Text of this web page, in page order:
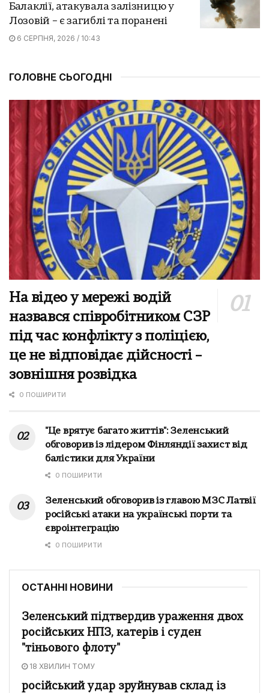
Балаклії, атакувала залізницю у
Лозовій – є загиблі та поранені
6 СЕРПНЯ, 2026 / 10:43
ГОЛОВНЕ СЬОГОДНІ
На відео у мережі водій
назвався співробітником СЗР
під час конфлікту з поліцією,
це не відповідає дійсності –
зовнішня розвідка
0 ПОШИРИТИ
"Це врятує багато життів": Зеленський
обговорив із лідером Фінляндії захист від
балістики для України
0 ПОШИРИТИ
Зеленський обговорив із главою МЗС Латвії
російські атаки на українські порти та
євроінтеграцію
0 ПОШИРИТИ
ОСТАННІ НОВИНИ
Зеленський підтвердив ураження двох
російських НПЗ, катерів і суден
"тіньового флоту"
18 ХВИЛИН ТОМУ
російський удар зруйнував склад із